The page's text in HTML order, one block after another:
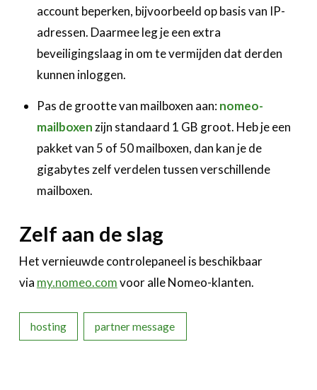
account beperken, bijvoorbeeld op basis van IP-
adressen. Daarmee leg je een extra
beveiligingslaag in om te vermijden dat derden
kunnen inloggen.
Pas de grootte van mailboxen aan:nomeo-
mailboxen zijn standaard 1 GB groot. Heb je een
pakket van 5 of 50 mailboxen, dan kan je de
gigabytes zelf verdelen tussen verschillende
mailboxen.
Zelf aan de slag
Het vernieuwde controlepaneel is beschikbaar
via my.nomeo.comvoor alle Nomeo-klanten.
hosting partner message